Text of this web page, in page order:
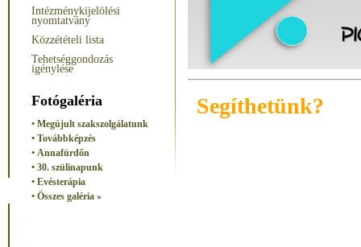
Intézménykijelölési
nyomtatvány
Közzétételi lista
Tehetséggondozás
igénylése
Fotógaléria
• Megújult szakszolgálatunk
• Továbbképzés
• Annafürdőn
• 30. szülinapunk
• Evésterápia
• Összes galéria »
Segíthetünk?